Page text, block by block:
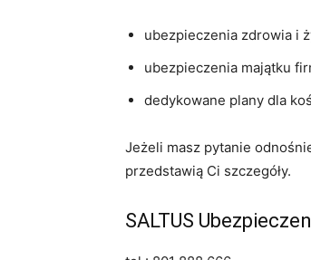
ubezpieczenia zdrowia i
ubezpieczenia majątku
dedykowane plany dla
Jeżeli masz pytanie
przedstawią Ci szczegóły.
SALTUS